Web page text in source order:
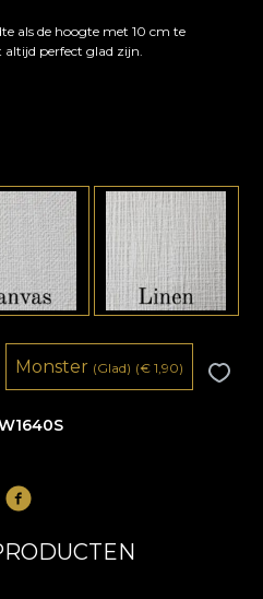
als de hoogte met 10 cm te
perfect glad zijn.
Monster (Glad) (€ 1,90)